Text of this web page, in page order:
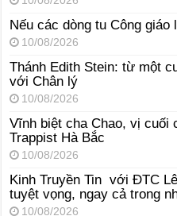
Nếu các dòng tu Công giáo
10/08/2026
Thánh Edith Stein: từ một
với Chân lý
10/08/2026
Vĩnh biệt cha Chao, vị cuối
Trappist Hà Bắc
10/08/2026
Kinh Truyền Tin với ĐTC
tuyệt vọng, ngay cả trong
10/08/2026